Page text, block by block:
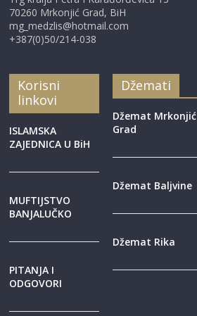
70260 Mrkonjić Grad, BiH
mg_medzlis@hotmail.com
+387(0)50/214-038
Korisni
linkovi
ISLAMSKA
ZAJEDNICA U BiH
MUFTIJSTVO
BANJALUČKO
PITANJA I
ODGOVORI
Džemati
Džemat Mrkonjić
Grad
Džemat Baljvine
Džemat Rika